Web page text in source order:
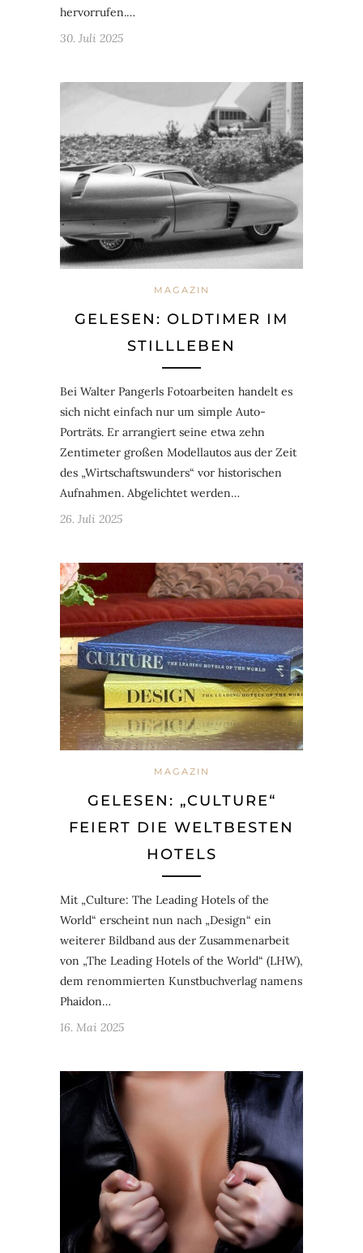
hervorrufen.…
30. Juli 2025
MAGAZIN
GELESEN: OLDTIMER IM
STILLLEBEN
Bei Walter Pangerls Fotoarbeiten handelt es
sich nicht einfach nur um simple Auto-
Porträts. Er arrangiert seine etwa zehn
Zentimeter großen Modellautos aus der Zeit
des „Wirtschaftswunders“ vor historischen
Aufnahmen. Abgelichtet werden…
26. Juli 2025
MAGAZIN
GELESEN: „CULTURE“
FEIERT DIE WELTBESTEN
HOTELS
Mit „Culture: The Leading Hotels of the
World“ erscheint nun nach „Design“ ein
weiterer Bildband aus der Zusammenarbeit
von „The Leading Hotels of the World“ (LHW),
dem renommierten Kunstbuchverlag namens
Phaidon…
16. Mai 2025